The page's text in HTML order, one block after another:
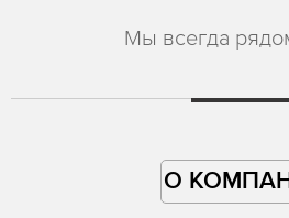
Мы всегда
О